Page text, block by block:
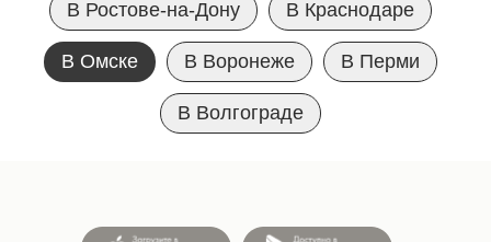
В Ростове-на-Дону В Краснодаре
В Омске В Воронеже В Перми
В Волгограде